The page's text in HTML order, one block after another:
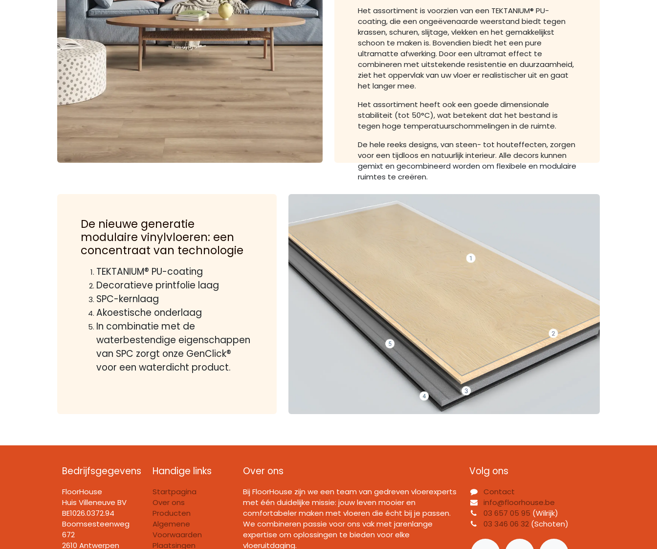
Het assortiment is voorzien van een TEKTANIUM® PU-
coating, die een ongeëvenaarde weerstand biedt tegen
krassen, schuren, slijtage, vlekken en het gemakkelijkst
schoon te maken is. Bovendien biedt het een pure
ultramatte afwerking. Door een ultramat effect te
combineren met uitstekende resistentie en duurzaamheid,
ziet het oppervlak van uw vloer er realistischer uit en gaat
het langer mee.
Het assortiment heeft ook een goede dimensionale
stabiliteit (tot 50°C), wat betekent dat het bestand is
tegen hoge temperatuurschommelingen in de ruimte.
De hele reeks designs, van steen- tot houteffecten, zorgen
voor een tijdloos en natuurlijk interieur. Alle decors kunnen
gemixt en gecombineerd worden om flexibele en modulaire
ruimtes te creëren.
De nieuwe generatie
modulaire vinylvloeren: een
concentraat van technologie
TEKTANIUM® PU-coating
Decoratieve printfolie laag
SPC-kernlaag
Akoestische onderlaag
In combinatie met de
waterbestendige eigenschappen
van SPC zorgt onze GenClick®
voor een waterdicht product.
Volg ons
Contact
info@floorhouse.be
03 657 05 95 (Wilrijk)
03 346 06 32(Schoten)
Over ons
Bij FloorHouse zijn we een team van gedreven vloerexperts
met één duidelijke missie: jouw leven mooier en
comfortabeler maken met vloeren die écht bij je passen.
We combineren passie voor ons vak met jarenlange
expertise om oplossingen te bieden voor elke
vloeruitdaging.
Handige links
Startpagina
Over ons
Producten
Algemene
Voorwaarden
Plaatsingen
Bedrijfsgegevens
FloorHouse
Huis Villeneuve BV​
BE1026.0372.94
Boomsesteenweg
672
2610 Antwerpen